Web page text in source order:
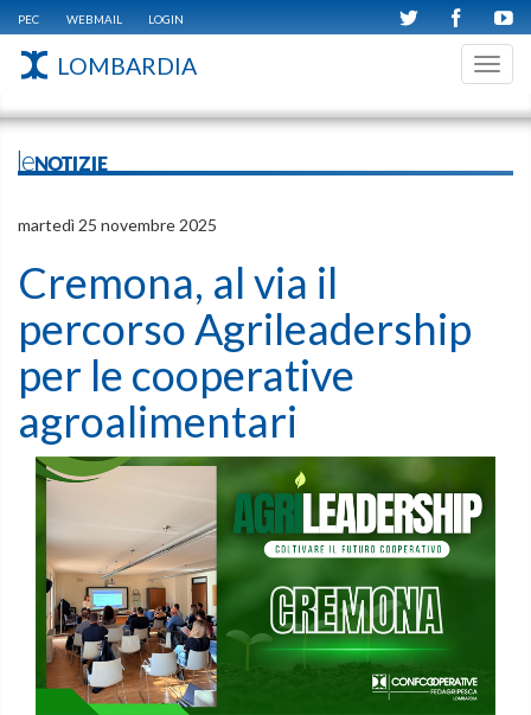
PEC WEBMAIL LOGIN
LOMBARDIA
leNOTIZIE
martedì 25 novembre 2025
Cremona, al via il
percorso Agrileadership
per le cooperative
agroalimentari